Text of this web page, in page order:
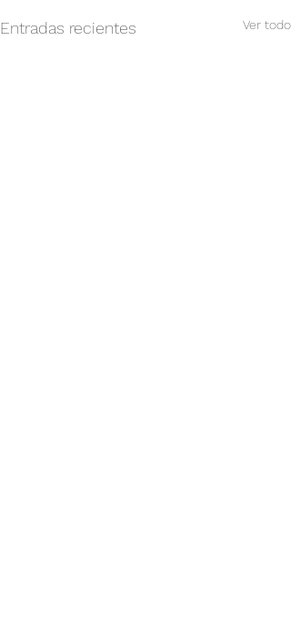
Entradas recientes Ver todo